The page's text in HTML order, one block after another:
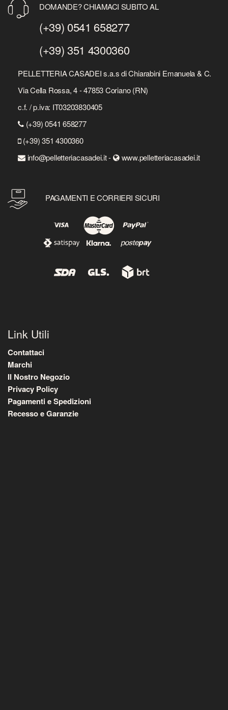
DOMANDE? CHIAMACI SUBITO AL
(+39) 0541 658277
(+39) 351 4300360
PELLETTERIA CASADEI s.a.s di Chiarabini Emanuela & C.
Via Cella Rossa, 4 - 47853 Coriano (RN)
c.f. / p.iva: IT03203830405
(+39) 0541 658277
(+39) 351 4300360
info@pelletteriacasadei.it -
www.pelletteriacasadei.it
PAGAMENTI E CORRIERI SICURI
Link Utili
Contattaci
Marchi
Il Nostro Negozio
Privacy Policy
Pagamenti e Spedizioni
Recesso e Garanzie